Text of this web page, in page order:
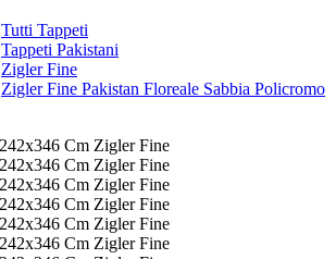
Tutti Tappeti
Tappeti Pakistani
Zigler Fine
Zigler Fine Pakistan Floreale Sabbia Policromo